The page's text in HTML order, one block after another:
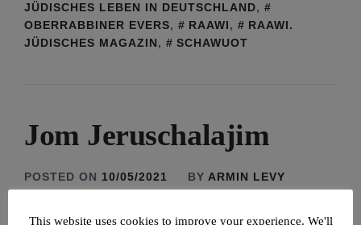
JÜDISCHES LEBEN IN DEUTSCHLAND,
OBERRABBINER EVERS, RAAWI,
RAAWI.
JÜDISCHES MAGAZIN, SCHAWUOT
Jom Jeruschalajim
POSTED ON 10/05/2021 BY ARMIN LEVY
This website uses cookies to improve your experience. We'll